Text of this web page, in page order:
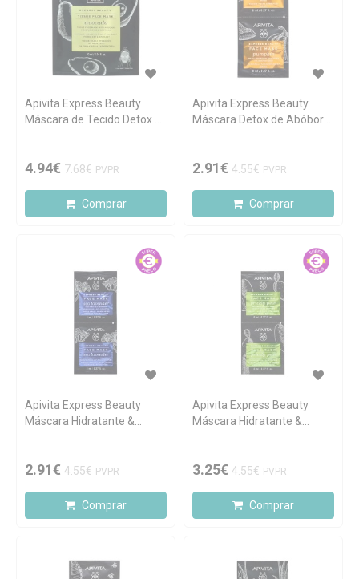
Apivita Express Beauty
Máscara de Tecido Detox &
4.94€ 7.68€ PVPR
Comprar
Apivita Express Beauty
Máscara Detox de Abóbora
2.91€ 4.55€ PVPR
Comprar
Apivita Express Beauty
Máscara Hidratante &
2.91€ 4.55€ PVPR
Comprar
Apivita Express Beauty
Máscara Hidratante &
3.25€ 4.55€ PVPR
Comprar